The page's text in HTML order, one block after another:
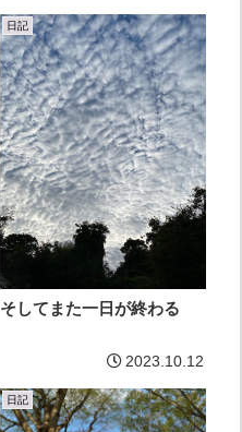
日記
そしてまた一日が終わる
2023.10.12
日記